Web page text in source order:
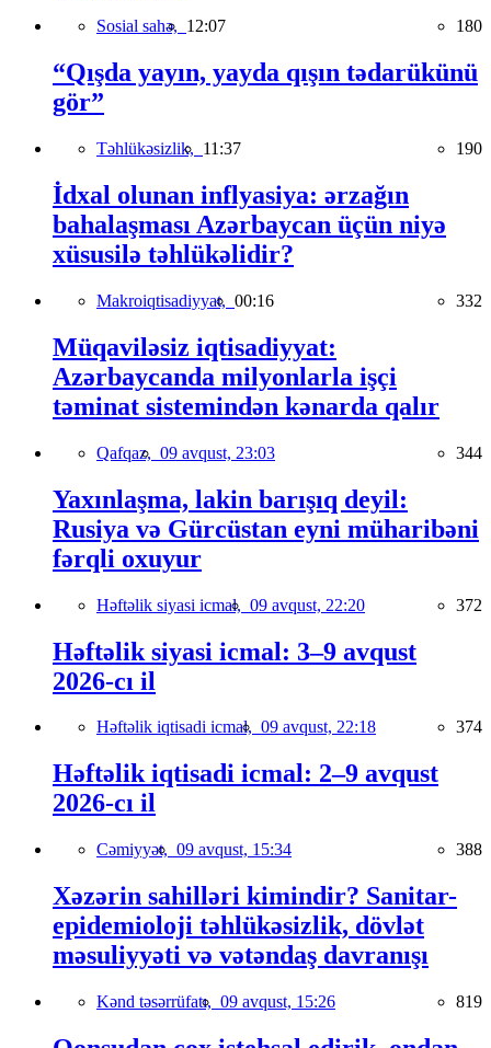
Sosial sahə, 12:07 180
“Qışda yayın, yayda qışın tədarükünü
gör”
Təhlükəsizlik, 11:37 190
İdxal olunan inflyasiya: ərzağın
bahalaşması Azərbaycan üçün niyə
xüsusilə təhlükəlidir?
Makroiqtisadiyyat, 00:16 332
Müqaviləsiz iqtisadiyyat:
Azərbaycanda milyonlarla işçi
təminat sistemindən kənarda qalır
Qafqaz, 09 avqust, 23:03 344
Yaxınlaşma, lakin barışıq deyil:
Rusiya və Gürcüstan eyni müharibəni
fərqli oxuyur
Həftəlik siyasi icmal, 09 avqust, 22:20 372
Həftəlik siyasi icmal: 3–9 avqust
2026-cı il
Həftəlik iqtisadi icmal, 09 avqust, 22:18 374
Həftəlik iqtisadi icmal: 2–9 avqust
2026-cı il
Cəmiyyət, 09 avqust, 15:34 388
Xəzərin sahilləri kimindir? Sanitar-
epidemioloji təhlükəsizlik, dövlət
məsuliyyəti və vətəndaş davranışı
Kənd təsərrüfatı, 09 avqust, 15:26 819